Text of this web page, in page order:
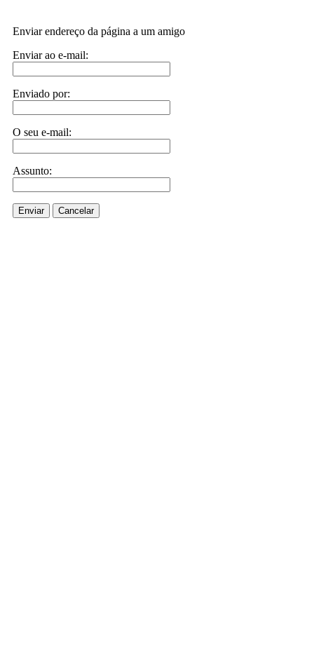
Enviar endereço da página a um amigo
Enviar ao e-mail:
Enviado por:
O seu e-mail:
Assunto:
Enviar Cancelar